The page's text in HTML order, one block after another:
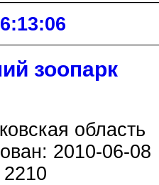
зоопарк
область
2010-06-08